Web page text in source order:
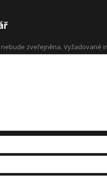
zveřejněna. Vyžadované